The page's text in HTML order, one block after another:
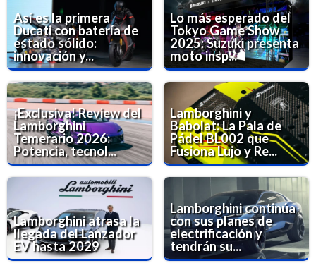
Así es la primera
Ducati con batería de
estado sólido:
innovación y...
Lo más esperado del
Tokyo Game Show
2025: Suzuki presenta
moto insp...
¡Exclusiva! Review del
Lamborghini
Temerario 2026:
Potencia, tecnol...
Lamborghini y
Babolat: La Pala de
Pádel BL002 que
Fusiona Lujo y Re...
Lamborghini atrasa la
llegada del Lanzador
EV hasta 2029
Lamborghini continúa
con sus planes de
electrificación y
tendrán su...